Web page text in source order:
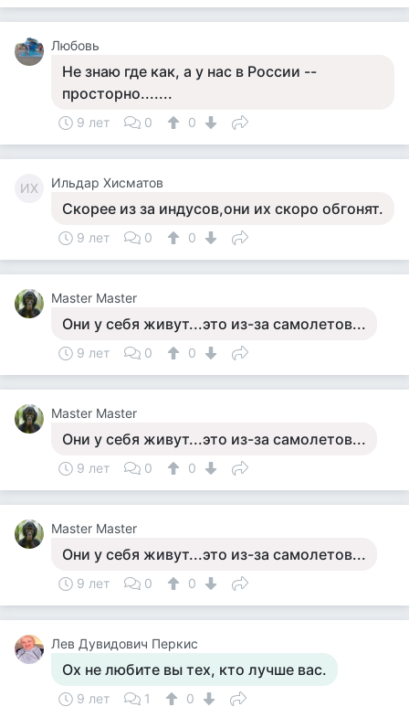
Любовь
Не знаю где как, а у нас в России --
просторно.......
9 лет 0 0
ИХ Ильдар Хисматов
Скорее из за индусов,они их скоро обгонят.
9 лет 0 0
Master Master
Они у себя живут...это из-за самолетов...
9 лет 0 0
Master Master
Они у себя живут...это из-за самолетов...
9 лет 0 0
Master Master
Они у себя живут...это из-за самолетов...
9 лет 0 0
Лев Дувидович Перкис
Ох не любите вы тех, кто лучше вас.
9 лет 1
0